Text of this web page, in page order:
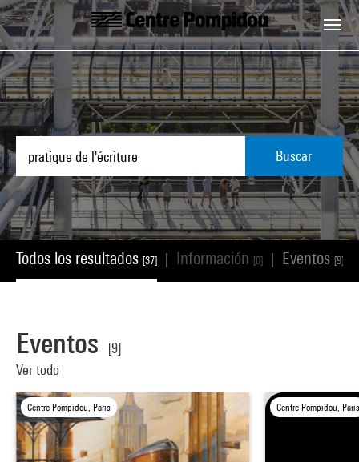
Skip to main content
Centre Pompidou
Buscar
Todos los resultados [37] Información [0] Eventos [9]
Eventos
[9]
Ver todo
Centre Pompidou, Paris Centre Pompidou,